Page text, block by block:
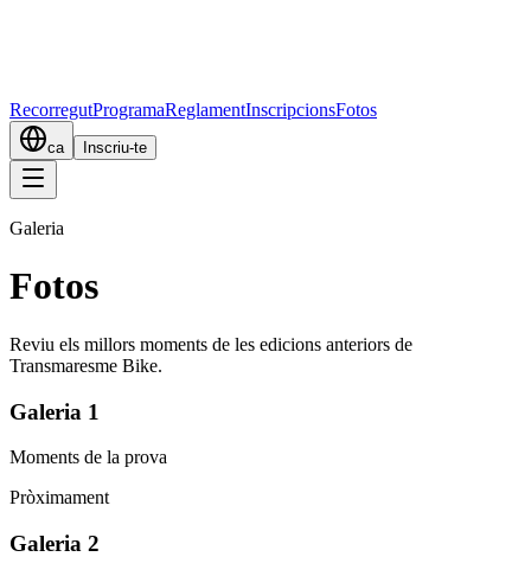
RecorregutProgramaReglamentInscripcionsFotos
ca Inscriu-te
Galeria
Fotos
Reviu els millors moments de les edicions anteriors de
Transmaresme Bike.
Galeria 1
Moments de la prova
Pròximament
Galeria 2